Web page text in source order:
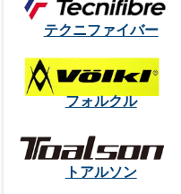
テクニファイバー
フォルクル
トアルソン